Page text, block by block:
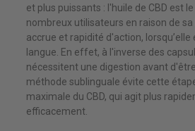
et plus puissants : l'huile de CBD est
nombreux utilisateurs en raison de sa
accrue et rapidité d'action, lorsqu’elle
langue. En effet, à l'inverse des
nécessitent une digestion avant
méthode sublinguale évite cette
maximale du CBD, qui agit plus
efficacement.